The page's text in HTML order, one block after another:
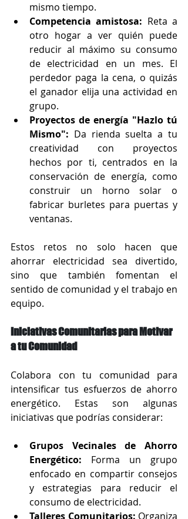
mismo tiempo.
Competencia amistosa: Reta a
otro hogar a ver quién puede
reducir al máximo su consumo
de electricidad en un mes. El
perdedor paga la cena, o quizás
el ganador elija una actividad en
grupo.
Proyectos de energía "Hazlo tú
Mismo": Da rienda suelta a tu
creatividad con proyectos
hechos por ti, centrados en la
conservación de energía, como
construir un horno solar o
fabricar burletes para puertas y
ventanas.
Estos retos no solo hacen que
ahorrar electricidad sea divertido,
sino que también fomentan el
sentido de comunidad y el trabajo en
equipo.
Iniciativas Comunitarias para Motivar
a tu Comunidad
Colabora con tu comunidad para
intensificar tus esfuerzos de ahorro
energético. Estas son algunas
iniciativas que podrías considerar:
Grupos Vecinales de Ahorro
Energético: Forma un grupo
enfocado en compartir consejos
y estrategias para reducir el
consumo de electricidad.
Talleres Comunitarios: Organiza